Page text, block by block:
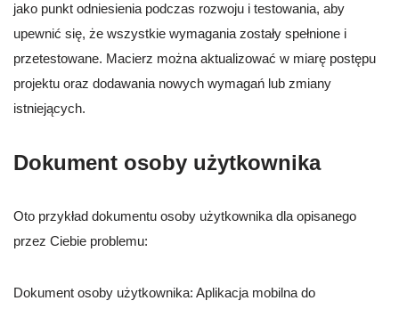
jako punkt odniesienia podczas rozwoju i testowania, aby
upewnić się, że wszystkie wymagania zostały spełnione i
przetestowane. Macierz można aktualizować w miarę postępu
projektu oraz dodawania nowych wymagań lub zmiany
istniejących.
Dokument osoby użytkownika
Oto przykład dokumentu osoby użytkownika dla opisanego
przez Ciebie problemu:
Dokument osoby użytkownika: Aplikacja mobilna do